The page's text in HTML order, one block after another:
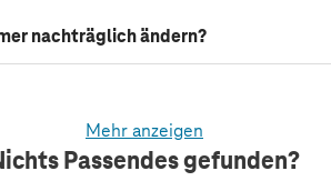
nachträglich ändern?
Mehr anzeigen
Passendes gefunden?